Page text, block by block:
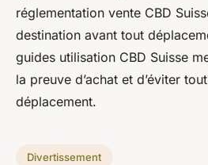
réglementation vente CBD
destination avant tout
guides utilisation CBD Suisse
la preuve d’achat et d’éviter
déplacement.
Divertissement